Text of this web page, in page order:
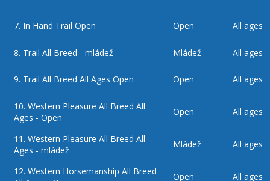
7. In Hand Trail Open Open All ages
8. Trail All Breed - mládež Mládež All ages
9. Trail All Breed All Ages Open Open All ages
10. Western Pleasure All Breed All
Ages - Open
Open All ages
11. Western Pleasure All Breed All
Ages - mládež
Mládež All ages
12. Western Horsemanship All Breed
Open All ages